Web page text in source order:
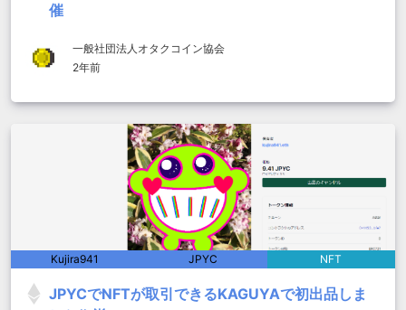
催
一般社団法人オタクコイン協会
2年前
Kujira941 JPYC NFT
JPYCでNFTが取引できるKAGUYAで初出品しま